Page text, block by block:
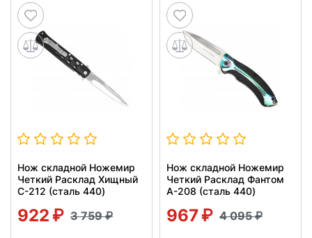
Нож складной Ножемир
Четкий Расклад Хищный
C-212 (сталь 440)
922 3 759
Нож складной Ножемир
Четкий Расклад Фантом
A-208 (сталь 440)
967 4 095